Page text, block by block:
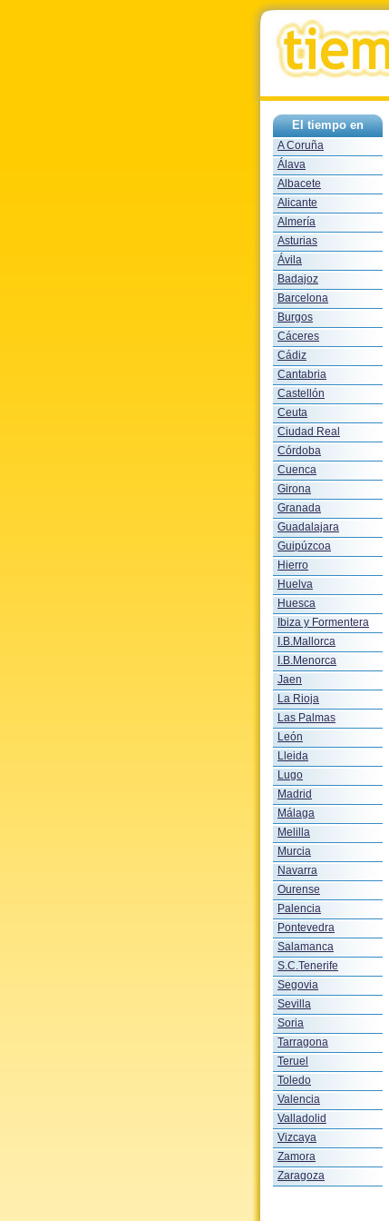
El tiempo en
A Coruña
Álava
Albacete
Alicante
Almería
Asturias
Ávila
Badajoz
Barcelona
Burgos
Cáceres
Cádiz
Cantabria
Castellón
Ceuta
Ciudad Real
Córdoba
Cuenca
Girona
Granada
Guadalajara
Guipúzcoa
Hierro
Huelva
Huesca
Ibiza y Formentera
I.B.Mallorca
I.B.Menorca
Jaen
La Rioja
Las Palmas
León
Lleida
Lugo
Madrid
Málaga
Melilla
Murcia
Navarra
Ourense
Palencia
Pontevedra
Salamanca
S.C.Tenerife
Segovia
Sevilla
Soria
Tarragona
Teruel
Toledo
Valencia
Valladolid
Vizcaya
Zamora
Zaragoza